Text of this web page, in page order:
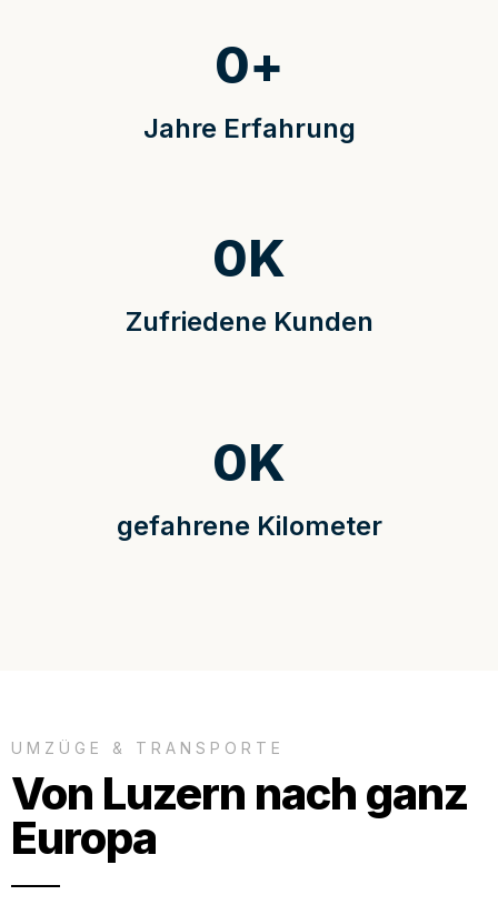
Jahre Erfahrung
0+
Zufriedene Kunden
0K
gefahrene Kilometer
0K
UMZÜGE & TRANSPORTE
Von Luzern nach ganz
Europa